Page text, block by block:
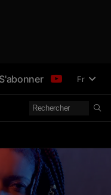
S'abonner Fr